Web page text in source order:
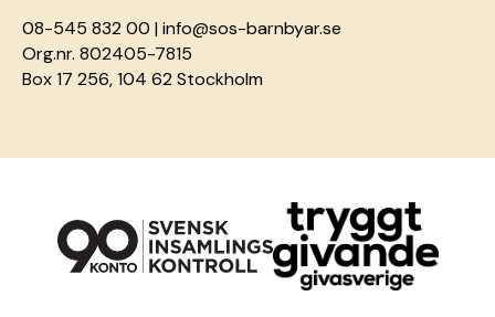
08-545 832 00 |info@sos-barnbyar.se
Org.nr. 802405-7815
Box 17 256, 104 62 Stockholm